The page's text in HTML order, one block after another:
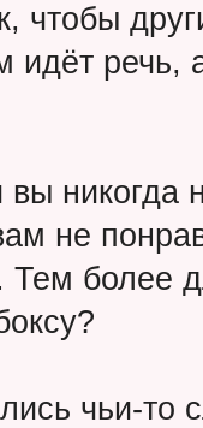
чтобы
идёт речь,
никогда
не
Тем более
чьи-то